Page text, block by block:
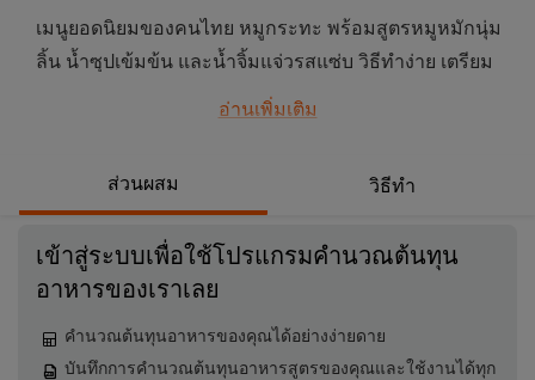
เมนูยอดนิยมของคนไทย หมูกระทะ พร้อมสูตรหมูหมักนุ่ม
ลิ้น น้ำซุปเข้มข้น และน้ำจิ้มแจ่วรสแซ่บ วิธีทำง่าย เตรียม
ของไม่กี่อย่างก็ได้น้ำจิ้มแจ่วรสเด็ด ทานคู่กับหมูนุ่มรสชาติ
กลมกล่อมเข้าเนื้อ นำสูตรนี้ไปทำขาย ลูกค้าติดใจ มาไม่
อ่านเพิ่มเติม
ส่วนผสม วิธีทำ
เข้าสู่ระบบเพื่อใช้โปรแกรมคำนวณต้นทุน
อาหารของเราเลย
คำนวณต้นทุนอาหารของคุณได้อย่างง่ายดาย
บันทึกการคำนวณต้นทุนอาหารสูตรของคุณและใช้งานได้ทุก